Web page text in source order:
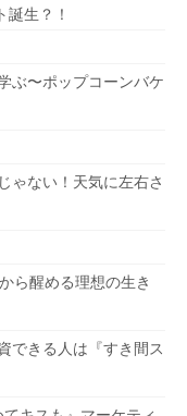
生？！
ぶ〜ポップコーンバケ
ゃない！天気に左右さ
ら醒める理想の生き
できる人は『すき間ス